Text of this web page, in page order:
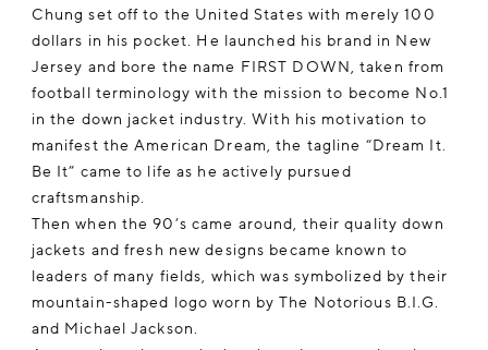
Chung set off to the United States with merely 100
dollars in his pocket. He launched his brand in New
Jersey and bore the name FIRST DOWN, taken from
football terminology with the mission to become No.1
in the down jacket industry. With his motivation to
manifest the American Dream, the tagline “Dream It.
Be It” came to life as he actively pursued
craftsmanship.
Then when the 90’s came around, their quality down
jackets and fresh new designs became known to
leaders of many fields, which was symbolized by their
mountain-shaped logo worn by The Notorious B.I.G.
and Michael Jackson.